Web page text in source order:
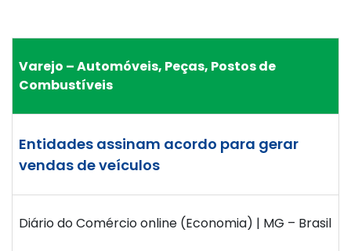
Varejo – Automóveis, Peças, Postos de
Combustíveis
Entidades assinam acordo para gerar
vendas de veículos
Diário do Comércio online (Economia) | MG – Brasil